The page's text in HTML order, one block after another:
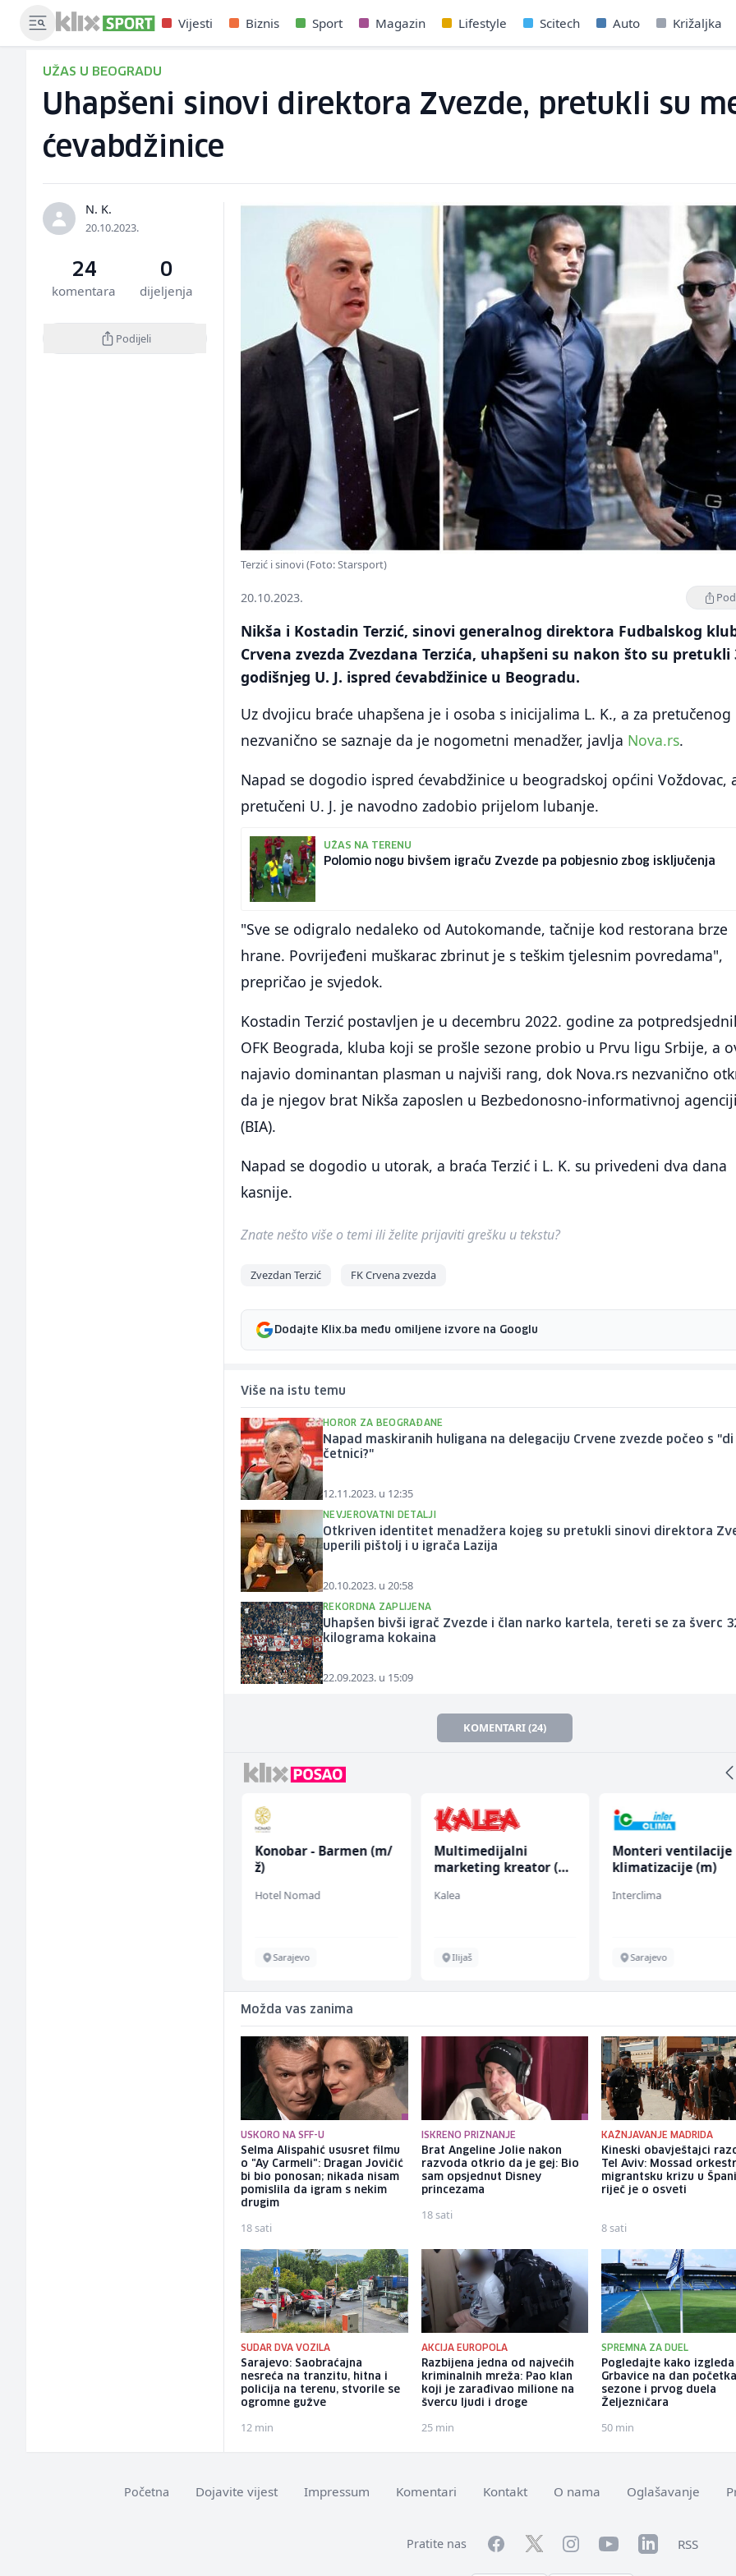
Vijesti Biznis Sport Magazin Lifestyle Scitech Auto Križaljka
UŽAS U BEOGRADU
Uhapšeni sinovi direktora Zvezde, pretukli su
ćevabdžinice
N. K.
20.10.2023.
24
komentara
0
dijeljenja
Podijeli
Terzić i sinovi (Foto: Starsport)
20.10.2023.
Nikša i Kostadin Terzić, sinovi generalnog direktora Fudbalskog
Crvena zvezda Zvezdana Terzića, uhapšeni su nakon što su pretukli
godišnjeg U. J. ispred ćevabdžinice u Beogradu.
Uz dvojicu braće uhapšena je i osoba s inicijalima L. K., a za pretučenog
nezvanično se saznaje da je nogometni menadžer, javlja Nova.rs.
Napad se dogodio ispred ćevabdžinice u beogradskoj općini Voždovac,
pretučeni U. J. je navodno zadobio prijelom lubanje.
UŽAS NA TERENU
Polomio nogu bivšem igraču Zvezde pa pobjesnio zbog isključenja
"Sve se odigralo nedaleko od Autokomande, tačnije kod restorana brze
hrane. Povrijeđeni muškarac zbrinut je s teškim tjelesnim povredama",
prepričao je svjedok.
Kostadin Terzić postavljen je u decembru 2022. godine za
OFK Beograda, kluba koji se prošle sezone probio u Prvu ligu Srbije, a
najavio dominantan plasman u najviši rang, dok Nova.rs nezvanično
da je njegov brat Nikša zaposlen u Bezbedonosno-informativnoj
(BIA).
Napad se dogodio u utorak, a braća Terzić i L. K. su privedeni dva dana
kasnije.
Znate nešto više o temi ili želite prijaviti grešku u tekstu?
Zvezdan Terzić FK Crvena zvezda
Dodajte Klix.ba među omiljene izvore na Googlu
Više na istu temu
HOROR ZA BEOGRAĐANE
Napad maskiranih huligana na delegaciju Crvene zvezde počeo s
četnici?"
12.11.2023. u 12:35
NEVJEROVATNI DETALJI
Otkriven identitet menadžera kojeg su pretukli sinovi direktora
uperili pištolj i u igrača Lazija
20.10.2023. u 20:58
REKORDNA ZAPLIJENA
Uhapšen bivši igrač Zvezde i član narko kartela, tereti se za šverc
kilograma kokaina
22.09.2023. u 15:09
KOMENTARI (24)
Konobar - Barmen (m/
ž)
Hotel Nomad
Sarajevo
Multimedijalni
marketing kreator (m/
Kalea
Ilijaš
Monteri ventilacije
klimatizacije (m)
Interclima
Sarajevo
Možda vas zanima
USKORO NA SFF-U
Selma Alispahić ususret filmu
o "Ay Carmeli": Dragan Jovičić
bi bio ponosan; nikada nisam
pomislila da igram s nekim
drugim
18 sati
ISKRENO PRIZNANJE
Brat Angeline Jolie nakon
razvoda otkrio da je gej: Bio
sam opsjednut Disney
princezama
18 sati
KAŽNJAVANJE MADRIDA
Kineski obavještajci
Tel Aviv: Mossad
migrantsku krizu u
riječ je o osveti
8 sati
SUDAR DVA VOZILA
Sarajevo: Saobraćajna
nesreća na tranzitu, hitna i
policija na terenu, stvorile se
ogromne gužve
12 min
AKCIJA EUROPOLA
Razbijena jedna od najvećih
kriminalnih mreža: Pao klan
koji je zarađivao milione na
švercu ljudi i droge
25 min
SPREMNA ZA DUEL
Pogledajte kako
Grbavice na dan
sezone i prvog duela
Željezničara
50 min
Početna Dojavite vijest Impressum Komentari Kontakt O nama Oglašavanje
Pratite nas FacebookTwitterInstagramYouTubeLinkedInRSS